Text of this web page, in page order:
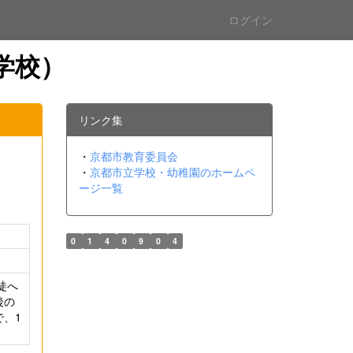
ログイン
）
へ
の
1
リンク集
・ 京都市教育委員会
・ 京都市立学校・幼稚園のホームペ
ージ一覧
0 1 4 0 9 0 4